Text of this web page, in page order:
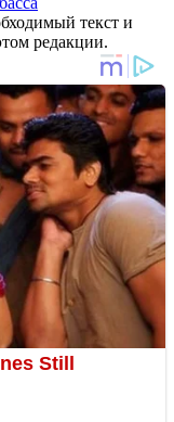
текст и
редакции.